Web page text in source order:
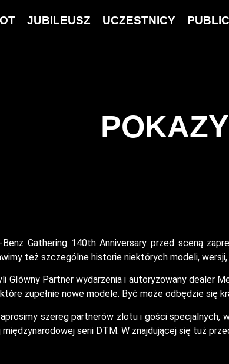
JUBILEUSZ UCZESTNICY
Gathering 140th Anniversary przed sceną
też szczególne historie niektórych modeli,
Główny Partner wydarzenia i autoryzowany
zupełnie nowe modele. Być może odbędzie się
szereg partnerów zlotu i gości
serii DTM. W znajdującej się tuż